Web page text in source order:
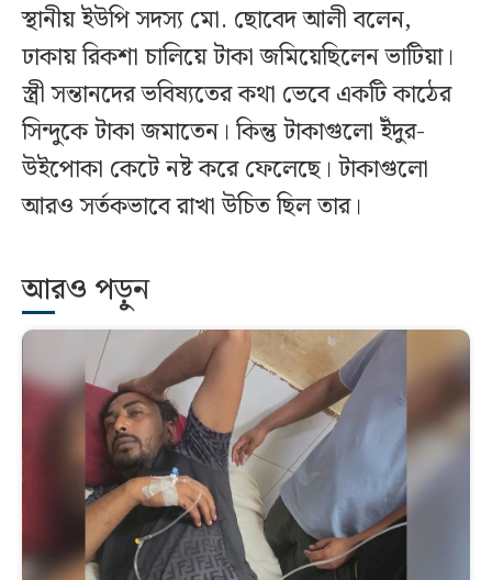
স্থানীয় ইউপি সদস্য মো. ছোবেদ আলী বলেন,
ঢাকায় রিকশা চালিয়ে টাকা জমিয়েছিলেন ভাটিয়া।
স্ত্রী সন্তানদের ভবিষ্যতের কথা ভেবে একটি কাঠের
সিন্দুকে টাকা জমাতেন। কিন্তু টাকাগুলো ইঁদুর-
উইপোকা কেটে নষ্ট করে ফেলেছে। টাকাগুলো
আরও সর্তকভাবে রাখা উচিত ছিল তার।
আরও পড়ুন